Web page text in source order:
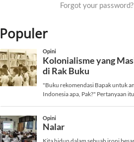
Forgot your password?
Populer